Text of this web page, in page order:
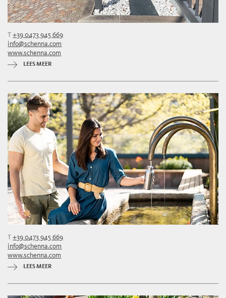
T+39 0473 945 669
info@schenna.com
www.schenna.com
LEES MEER
T+39 0473 945 669
info@schenna.com
www.schenna.com
LEES MEER